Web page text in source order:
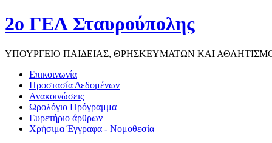
2ο ΓΕΛ Σταυρούπολης
ΥΠΟΥΡΓΕΙΟ ΠΑΙΔΕΙΑΣ, ΘΡΗΣΚΕΥΜΑΤΩΝ ΚΑΙ
Επικοινωνία
Προστασία Δεδομένων
Ανακοινώσεις
Ωρολόγιο Πρόγραμμα
Ευρετήριο άρθρων
Χρήσιμα Έγγραφα - Νομοθεσία